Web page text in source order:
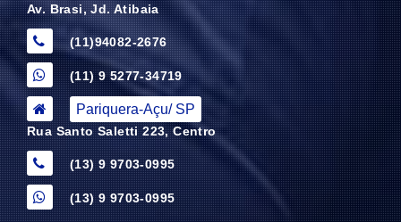
Av. Brasi, Jd. Atibaia
(11)94082-2676
(11) 9 5277-34719
Pariquera-Açu/ SP
Rua Santo Saletti 223, Centro
(13) 9 9703-0995
(13) 9 9703-0995